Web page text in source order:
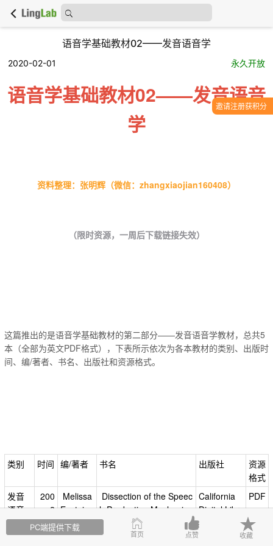
语音学基础教材02——发音语音学
2020-02-01 永久开放
语音学基础教材02——发音语音
学
资料整理：张明辉（微信：zhangxiaojian160408）
（限时资源，一周后下载链接失效）
这篇推出的是语音学基础教材的第二部分——发音语音学教材，总共5
本（全部为英文PDF格式），下表所示依次为各本教材的类别、出版时
间、编/著者、书名、出版社和资源格式。
类别 时间 编/著者 书名 出版社
资源
格式
发音
语音
学
200
2
Melissa
Epstein,
Narineh
Hacopia
Dissection of the Speec
h Production Mechanis
m by The UCLA Phoneti
cs Laboratory
California
Digital Libr
ary
PDF
邀请注册获积分
PC端提供下载
首页 点赞 收藏